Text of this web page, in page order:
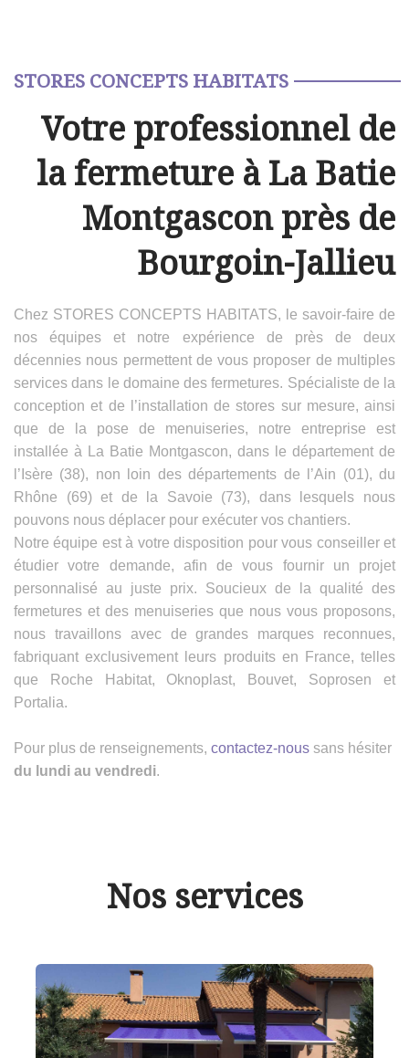
STORES CONCEPTS HABITATS
Votre professionnel de
la fermeture à La Batie
Montgascon près de
Bourgoin-Jallieu
Chez STORES CONCEPTS HABITATS, le savoir-faire de
nos équipes et notre expérience de près de deux
décennies nous permettent de vous proposer de multiples
services dans le domaine des fermetures. Spécialiste de la
conception et de l’installation de stores sur mesure, ainsi
que de la pose de menuiseries, notre entreprise est
installée à La Batie Montgascon, dans le département de
l’Isère (38), non loin des départements de l’Ain (01), du
Rhône (69) et de la Savoie (73), dans lesquels nous
pouvons nous déplacer pour exécuter vos chantiers.
Notre équipe est à votre disposition pour vous conseiller et
étudier votre demande, afin de vous fournir un projet
personnalisé au juste prix. Soucieux de la qualité des
fermetures et des menuiseries que nous vous proposons,
nous travaillons avec de grandes marques reconnues,
fabriquant exclusivement leurs produits en France, telles
que Roche Habitat, Oknoplast, Bouvet, Soprosen et
Portalia.
Pour plus de renseignements, contactez-nous sans hésiter
du lundi au vendredi.
Nos services